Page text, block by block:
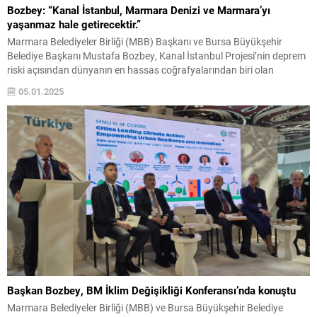
Bozbey: “Kanal İstanbul, Marmara Denizi ve Marmara’yı
yaşanmaz hale getirecektir.”
Marmara Belediyeler Birliği (MBB) Başkanı ve Bursa Büyükşehir
Belediye Başkanı Mustafa Bozbey, Kanal İstanbul Projesi’nin deprem
riski açısından dünyanın en hassas coğrafyalarından biri olan
İstanbul’un maliyetinin 65 milyar dolara ulaşabileceği ifade ediliyor. 1
milyon riskli yapının derhal iyileştirilmesi çok daha önemli bu...
05.01.2025
Başkan Bozbey, BM İklim Değişikliği Konferansı’nda konuştu
Marmara Belediyeler Birliği (MBB) ve Bursa Büyükşehir Belediye